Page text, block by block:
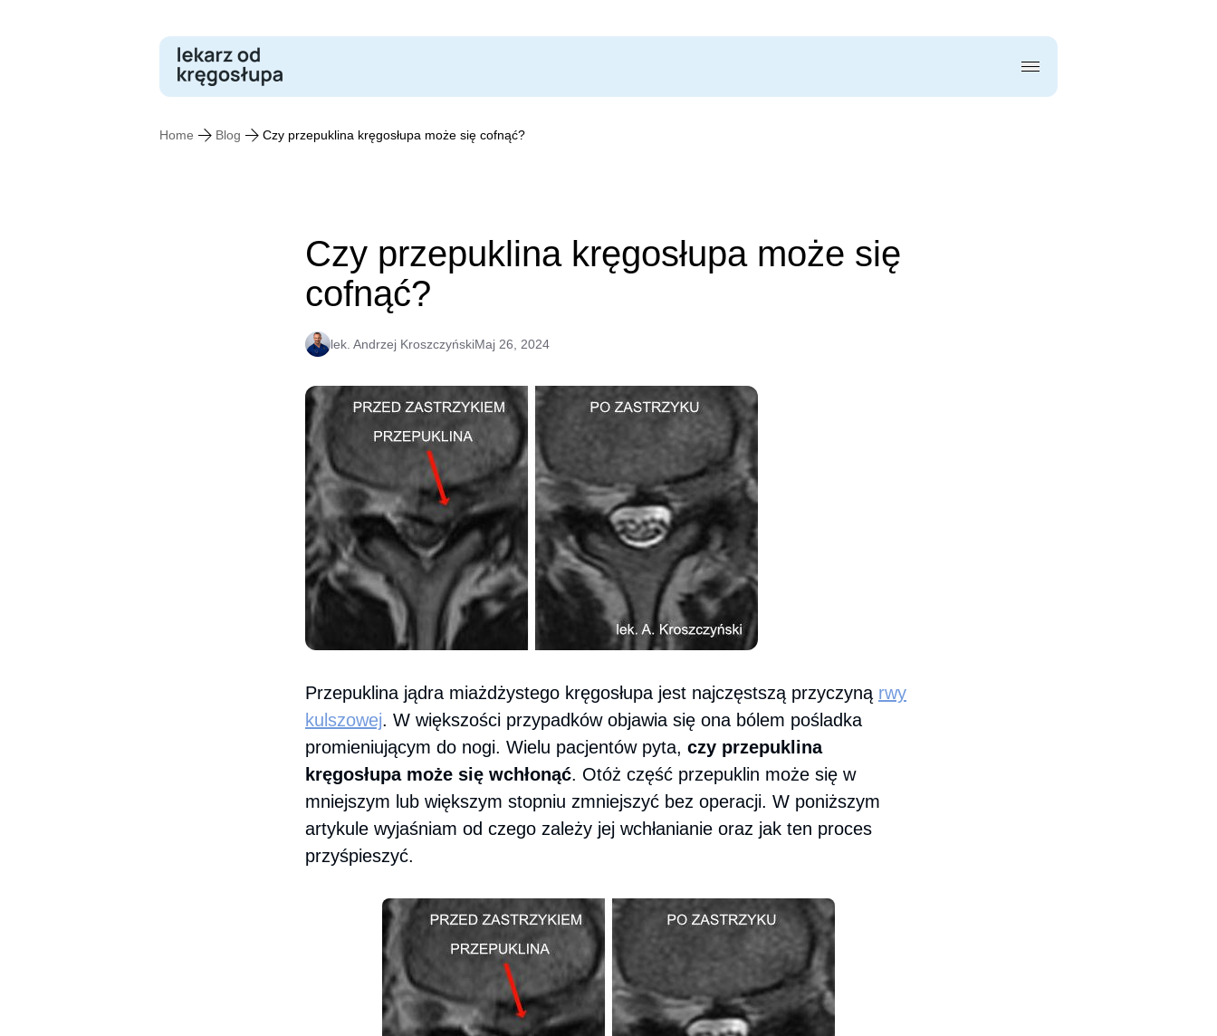
Home Blog Czy przepuklina kręgosłupa może się cofnąć?
Czy przepuklina kręgosłupa może się
cofnąć?
lek. Andrzej KroszczyńskiMaj 26, 2024
Przepuklina jądra miażdżystego kręgosłupa jest najczęstszą przyczyną rwy
kulszowej. W większości przypadków objawia się ona bólem pośladka
promieniującym do nogi. Wielu pacjentów pyta, czy przepuklina
kręgosłupa może się wchłonąć. Otóż część przepuklin może się w
mniejszym lub większym stopniu zmniejszyć bez operacji. W poniższym
artykule wyjaśniam od czego zależy jej wchłanianie oraz jak ten proces
przyśpieszyć.